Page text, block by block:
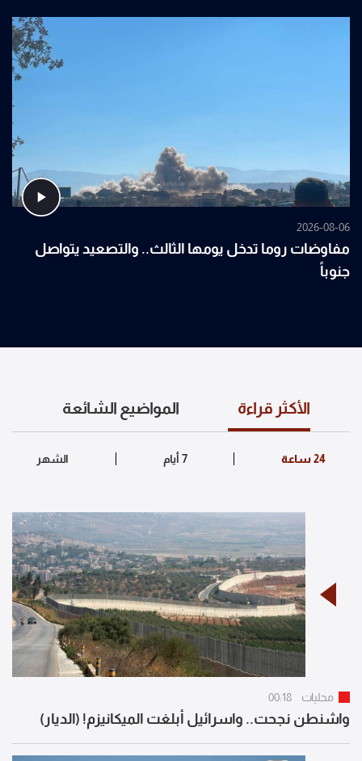
2026-08-06
مفاوضات روما تدخل يومها الثالث.. والتصعيد يتواصل
جنوباً
الأكثر قراءة المواضيع الشائعة
محليات 00:18
واشنطن نجحت.. واسرائيل أبلغت الميكانيزم! (الديار)